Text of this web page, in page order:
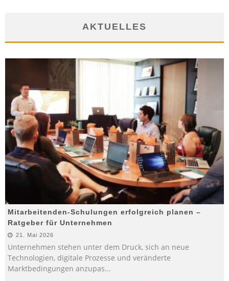
AKTUELLES
Mitarbeitenden-Schulungen erfolgreich planen –
Ratgeber für Unternehmen
21. Mai 2026
Unternehmen stehen unter dem Druck, sich an neue
Technologien, digitale Prozesse und veränderte
Marktbedingungen anzupas...